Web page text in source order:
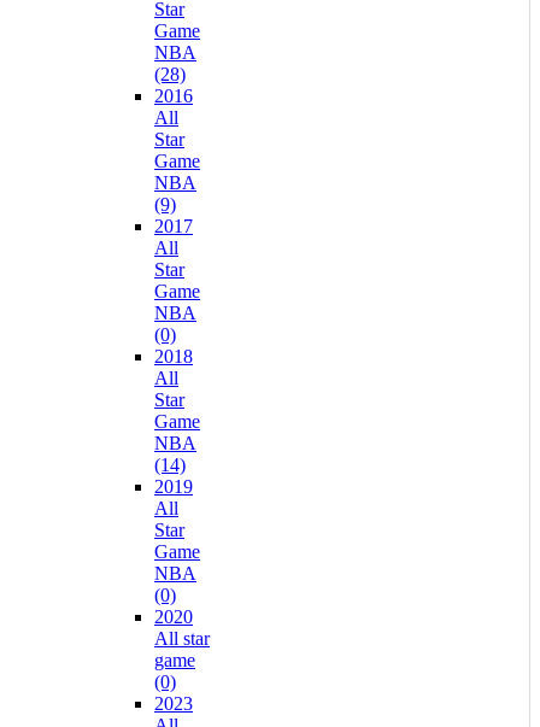
Star
Game
NBA
(28)
2016
All
Star
Game
NBA
(9)
2017
All
Star
Game
NBA
(0)
2018
All
Star
Game
NBA
(14)
2019
All
Star
Game
NBA
(0)
2020
All star
game
(0)
2023